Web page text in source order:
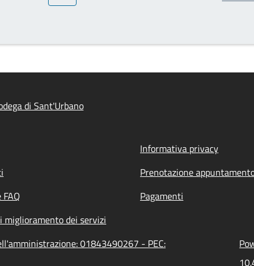
di Sant'Urbano
Informativa privacy
Prenotazione
Pagamenti
miglioramento dei servizi
01843490267 - PEC: